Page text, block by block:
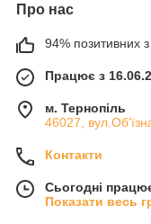
Про нас
94% позитивних з
Працює з
м. Тернопіль
46027,
Контакти
Сьогодні
Показати весь